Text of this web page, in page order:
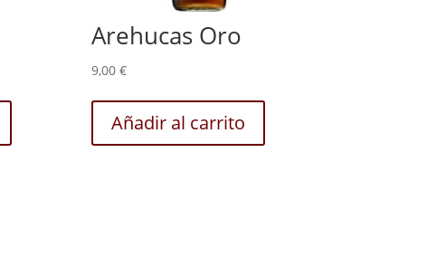
Arehucas Oro
9,00 €
Añadir al carrito